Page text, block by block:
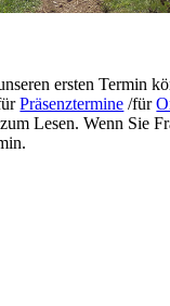
ersten Termin
Präsenztermine /für
Lesen. Wenn Sie